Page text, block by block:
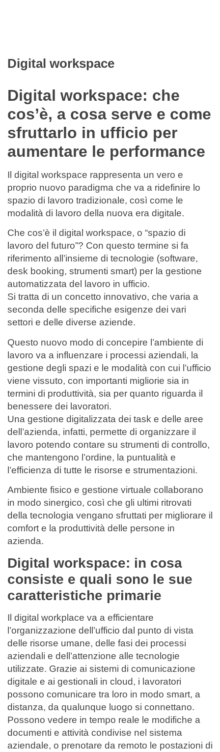
Digital workspace
Digital workspace: che
cos’è, a cosa serve e come
sfruttarlo in ufficio per
aumentare le performance
Il digital workspace rappresenta un vero e
proprio nuovo paradigma che va a ridefinire lo
spazio di lavoro tradizionale, così come le
modalità di lavoro della nuova era digitale.
Che cos’è il digital workspace, o “spazio di
lavoro del futuro”? Con questo termine si fa
riferimento all’insieme di tecnologie (software,
desk booking, strumenti smart) per la gestione
automatizzata del lavoro in ufficio.
Si tratta di un concetto innovativo, che varia a
seconda delle specifiche esigenze dei vari
settori e delle diverse aziende.
Questo nuovo modo di concepire l’ambiente di
lavoro va a influenzare i processi aziendali, la
gestione degli spazi e le modalità con cui l’ufficio
viene vissuto, con importanti migliorie sia in
termini di produttività, sia per quanto riguarda il
benessere dei lavoratori.
Una gestione digitalizzata dei task e delle aree
dell’azienda, infatti, permette di organizzare il
lavoro potendo contare su strumenti di controllo,
che mantengono l’ordine, la puntualità e
l’efficienza di tutte le risorse e strumentazioni.
Ambiente fisico e gestione virtuale collaborano
in modo sinergico, così che gli ultimi ritrovati
della tecnologia vengano sfruttati per migliorare il
comfort e la produttività delle persone in
azienda.
Digital workspace: in cosa
consiste e quali sono le sue
caratteristiche primarie
Il digital workplace va a efficientare
l’organizzazione dell’ufficio dal punto di vista
delle risorse umane, delle fasi dei processi
aziendali e dell’attenzione alle tecnologie
utilizzate. Grazie ai sistemi di comunicazione
digitale e ai gestionali in cloud, i lavoratori
possono comunicare tra loro in modo smart, a
distanza, da qualunque luogo si connettano.
Possono vedere in tempo reale le modifiche a
documenti e attività condivise nel sistema
aziendale, o prenotare da remoto le postazioni di